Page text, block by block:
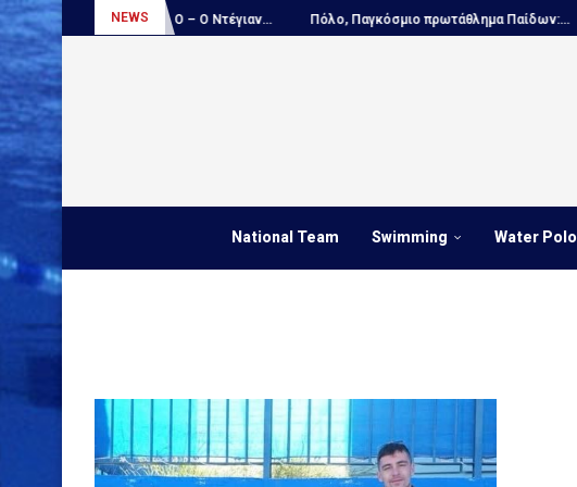
NEWS
ΑΠΟΚΛΕΙΣΤΙΚΟ – Ο Ντέγιαν... Πόλο, Παγκόσμιο πρωτάθλημα Παίδων:...
National Team Swimming Water Polo